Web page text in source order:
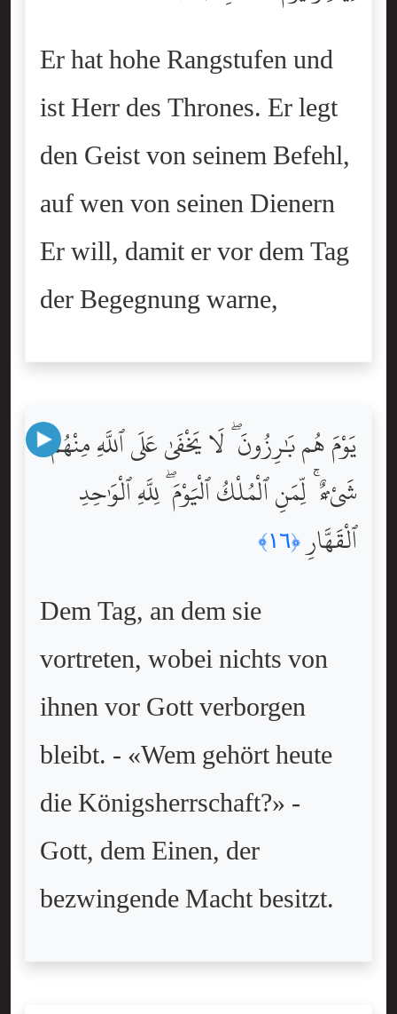
Er hat hohe Rangstufen und
ist Herr des Thrones. Er legt
den Geist von seinem Befehl,
auf wen von seinen Dienern
Er will, damit er vor dem Tag
der Begegnung warne,
يَوْمَ هُم بَٰرِزُونَ ۖ لَا يَخْفَىٰ عَلَى ٱللَّهِ مِنْهُمْ
شَىْءٌۭ ۚ لِّمَنِ ٱلْمُلْكُ ٱلْيَوْمَ ۖ لِلَّهِ ٱلْوَٰحِدِ
ٱلْقَهَّارِ ﴿١٦﴾
Dem Tag, an dem sie
vortreten, wobei nichts von
ihnen vor Gott verborgen
bleibt. - «Wem gehört heute
die Königsherrschaft?» -
Gott, dem Einen, der
bezwingende Macht besitzt.